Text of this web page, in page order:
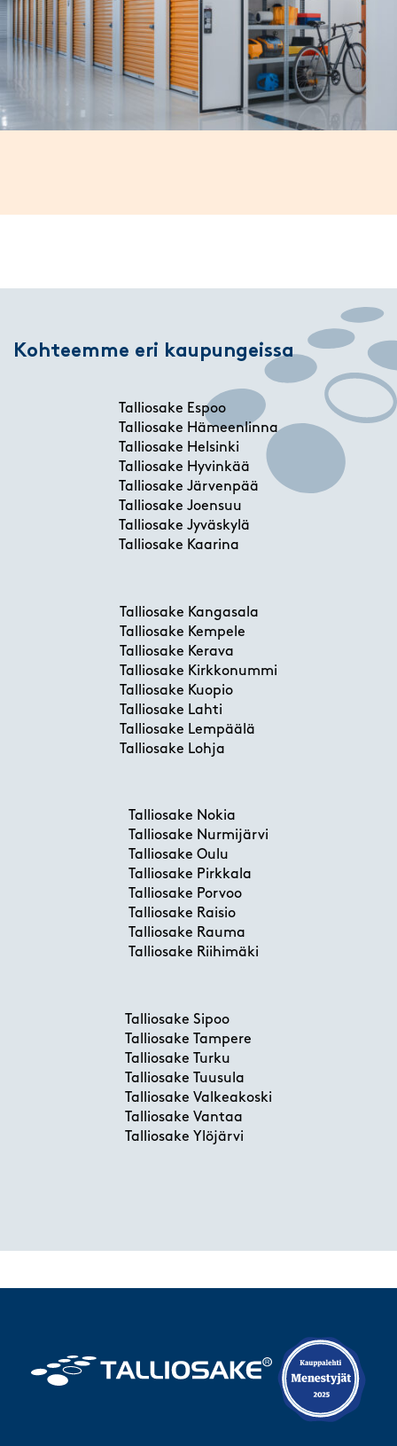
Kohteemme eri kaupungeissa
Talliosake Espoo
Talliosake Hämeenlinna
Talliosake Helsinki
Talliosake Hyvinkää
Talliosake Järvenpää
Talliosake Joensuu
Talliosake Jyväskylä
Talliosake Kaarina
Talliosake Kangasala
Talliosake Kempele
Talliosake Kerava
Talliosake Kirkkonummi
Talliosake Kuopio
Talliosake Lahti
Talliosake Lempäälä
Talliosake Lohja
Talliosake Nokia
Talliosake Nurmijärvi
Talliosake Oulu
Talliosake Pirkkala
Talliosake Porvoo
Talliosake Raisio
Talliosake Rauma
Talliosake Riihimäki
Talliosake Sipoo
Talliosake Tampere
Talliosake Turku
Talliosake Tuusula
Talliosake Valkeakoski
Talliosake Vantaa
Talliosake Ylöjärvi